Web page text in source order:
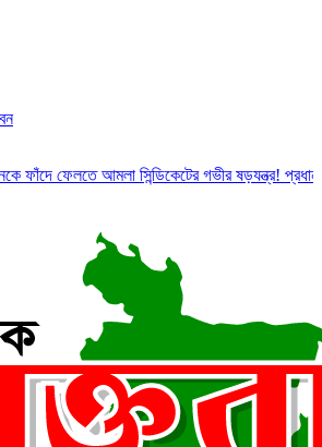
আমলা সিন্ডিকেটের গভীর ষড়যন্ত্র!প্রধানমন্ত্রীর